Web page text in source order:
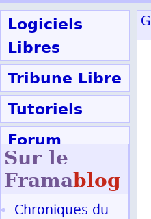
Logiciels
Libres
Tribune Libre
Tutoriels
Forum
Participer
Sur le
Framablog
Chroniques du